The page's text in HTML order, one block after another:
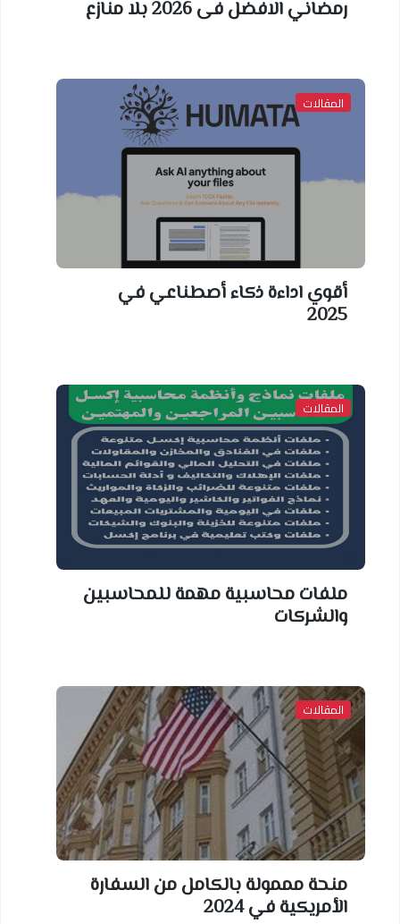
رمضاني الافضل فى 2026 بلا منازع
المقالات
أقوي اداءة ذكاء أصطناعي في
2025
المقالات
ملفات محاسبية مهمة للمحاسبين
والشركات
المقالات
منحة مممولة بالكامل من السفارة
الأمريكية في 2024